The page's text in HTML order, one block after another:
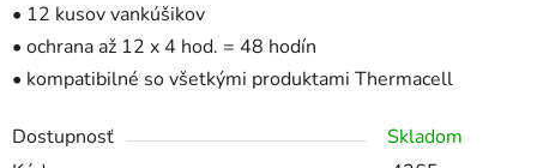
• 12 kusov vankúšikov
• ochrana až 12 x 4 hod. = 48 hodín
• kompatibilné so všetkými produktami Thermacell
Dostupnosť
Skladom